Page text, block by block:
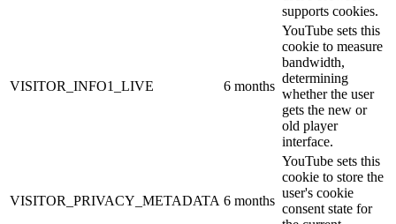
supports cookies.
VISITOR_INFO1_LIVE 6 months
YouTube sets this
cookie to measure
bandwidth,
determining
whether the user
gets the new or
old player
interface.
VISITOR_PRIVACY_METADATA 6 months
YouTube sets this
cookie to store the
user's cookie
consent state for